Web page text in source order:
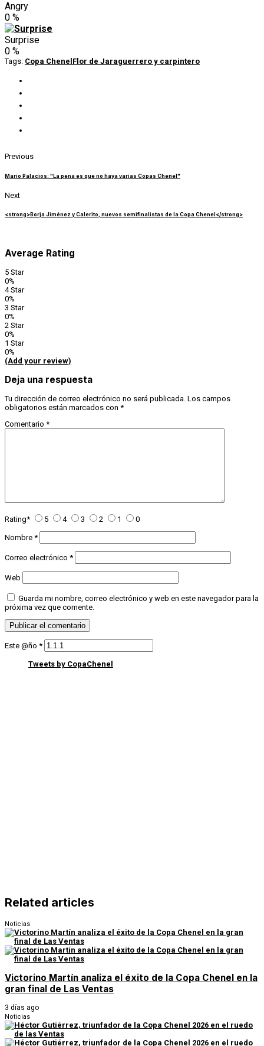
Angry
0 %
Surprise
0 %
Tags: Copa Chenel Flor de Jaraguerrero y carpintero
Previous
Mario Palacios: "La pena es que no haya varias Copas Chenel"
Next
<strong>Borja Jiménez y Calerito, nuevos semifinalistas de la Copa Chenel</strong>
Average Rating
5 Star
0%
4 Star
0%
3 Star
0%
2 Star
0%
1 Star
0%
(Add your review)
Deja una respuesta
Tu dirección de correo electrónico no será publicada. Los campos
obligatorios están marcados con *
Comentario *
Rating* 5 4 3 2 1 0
Nombre *
Correo electrónico *
Web
Guarda mi nombre, correo electrónico y web en este navegador para la
próxima vez que comente.
Este @ño *
Tweets by CopaChenel
Related articles
Noticias
Victorino Martín analiza el éxito de la Copa Chenel en la
gran final de Las Ventas
3 días ago
Noticias